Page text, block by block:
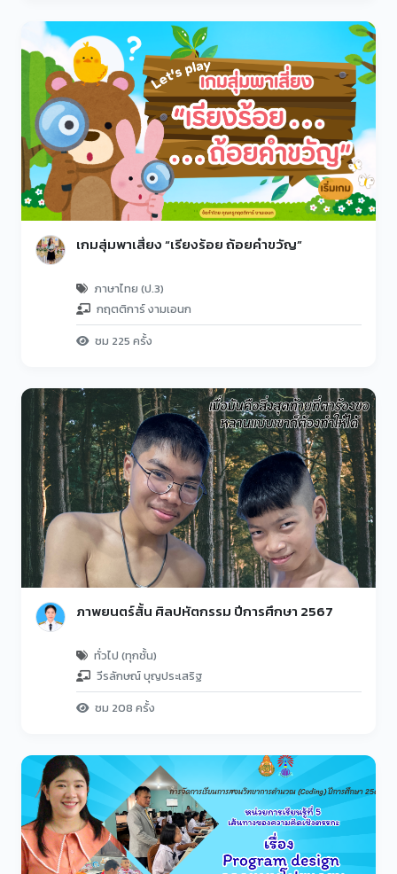
เกมสุ่มพาเสี่ยง “เรียงร้อย ถ้อยคำขวัญ”
ภาษาไทย (ป.3)
กฤตติการ์ งามเอนก
ชม 225 ครั้ง
ภาพยนตร์สั้น ศิลปหัตกรรม ปีการศึกษา 2567
ทั่วไป (ทุกชั้น)
วีรลักษณ์ บุญประเสริฐ
ชม 208 ครั้ง